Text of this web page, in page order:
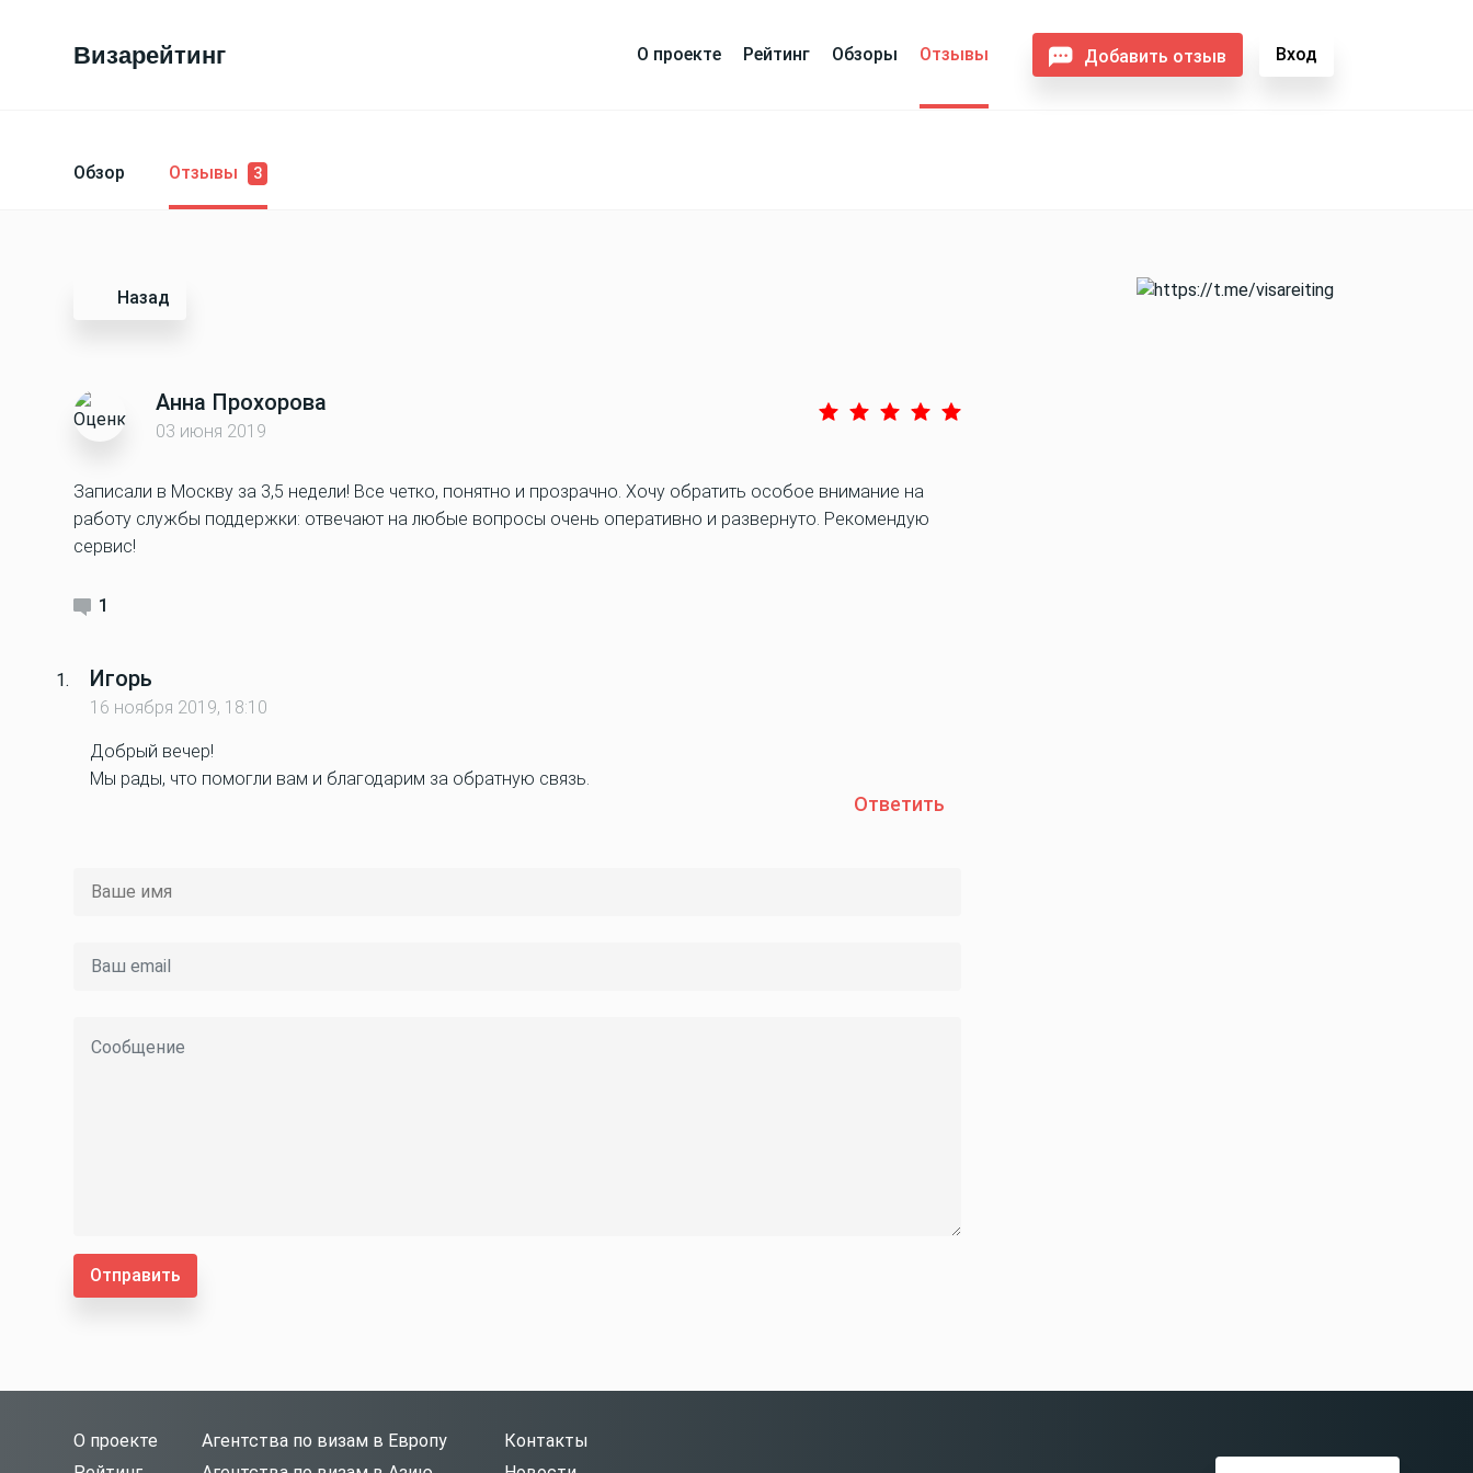
Визарейтинг О проекте Рейтинг Обзоры Отзывы Добавить отзыв Вход
Обзор Отзывы 3
Назад
Анна Прохорова
03 июня 2019
Записали в Москву за 3,5 недели! Все четко, понятно и прозрачно. Хочу обратить особое внимание на
работу службы поддержки: отвечают на любые вопросы очень оперативно и развернуто. Рекомендую
сервис!
1
Игорь
16 ноября 2019, 18:10
Добрый вечер!
Мы рады, что помогли вам и благодарим за обратную связь.
Ответить
Отправить
О проекте
Агентства по визам в Европу
Контакты